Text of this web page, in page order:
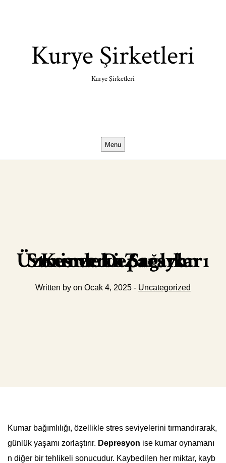
Kurye Şirketleri
Kurye Şirketleri
Menu
Kumarın Sağlık Üzerindeki Zararları Stres ve Depresyon
Written by on Ocak 4, 2025 - Uncategorized
Kumar bağımlılığı, özellikle stres seviyelerini tırmandırarak,
günlük yaşamı zorlaştırır. Depresyon ise kumar oynamanı
n diğer bir tehlikeli sonucudur. Kaybedilen her miktar, kayb